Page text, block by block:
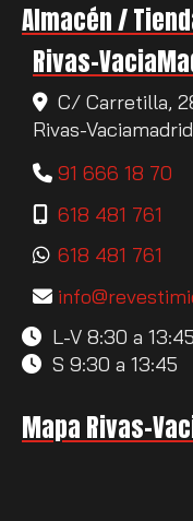
Almacén /
Rivas-
C/ Carretilla,
Rivas-
91 666 18 70
618 481 761
618 481 761
info
L-V 8:30 a
S 9:30 a 13:45
Mapa Rivas-